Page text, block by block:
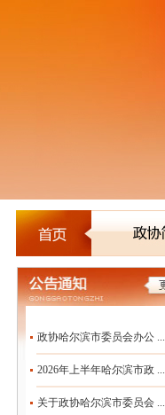
政协哈尔滨市委员会办公 ...
2026年上半年哈尔滨市政 ...
关于政协哈尔滨市委员会 ...